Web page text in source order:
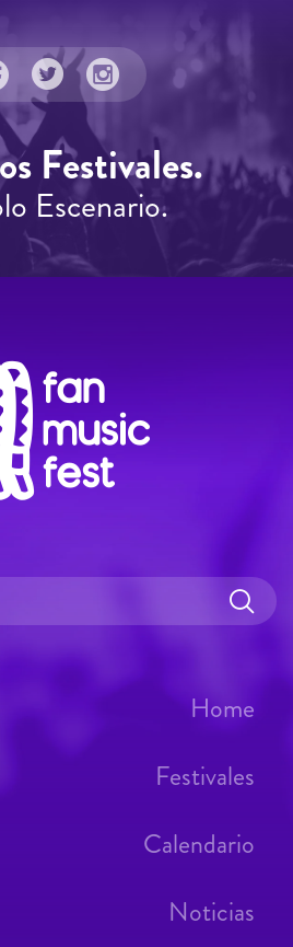
Festivales.
Escenario.
Home
Festivales
Calendario
Noticias